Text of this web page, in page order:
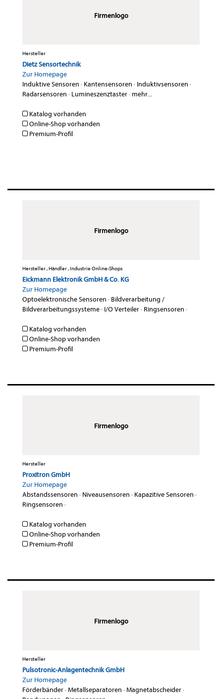
Firmenlogo
Hersteller
Dietz Sensortechnik
Zur Homepage
Induktive Sensoren · Kantensensoren · Induktivsensoren ·
Radarsensoren · Lumineszenztaster· mehr...
Katalog vorhanden
Online-Shop vorhanden
Premium-Profil
Firmenlogo
Hersteller , Händler , Industrie Online-Shops
Eickmann Elektronik GmbH & Co. KG
Zur Homepage
Optoelektronische Sensoren · Bildverarbeitung /
Bildverarbeitungssysteme· I/O Verteiler· Ringsensoren ·
Katalog vorhanden
Online-Shop vorhanden
Premium-Profil
Firmenlogo
Hersteller
Proxitron GmbH
Zur Homepage
Abstandssensoren · Niveausensoren · Kapazitive Sensoren ·
Ringsensoren ·
Katalog vorhanden
Online-Shop vorhanden
Premium-Profil
Firmenlogo
Hersteller
Pulsotronic-Anlagentechnik GmbH
Zur Homepage
Förderbänder·Metallseparatoren ·Magnetabscheider·